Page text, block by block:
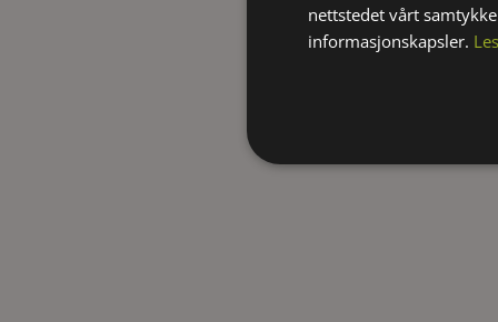
nettstedet vårt
informasjonskapsler.